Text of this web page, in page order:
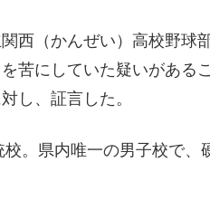
西（かんぜい）高校野球
苦にしていた疑いがある
し、証言した。
。県内唯一の男子校で